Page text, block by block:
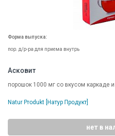
Форма выпуска:
пор. д/р-ра для приема внутрь
Асковит
порошок 1000 мг со вкусом каркаде
Natur Produkt [Натур Продукт]
нет в